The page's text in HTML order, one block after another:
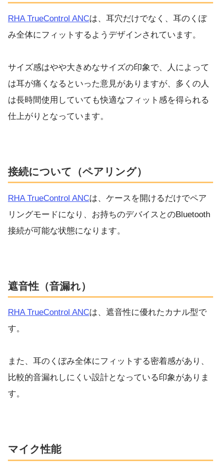
RHA TrueControl ANCは、耳穴だけでなく、耳のくぼ
み全体にフィットするようデザインされています。
サイズ感はやや大きめなサイズの印象で、人によって
は耳が痛くなるといった意見がありますが、多くの人
は長時間使用していても快適なフィット感を得られる
仕上がりとなっています。
接続について（ペアリング）
RHA TrueControl ANCは、ケースを開けるだけでペア
リングモードになり、お持ちのデバイスとのBluetooth
接続が可能な状態になります。
遮音性（音漏れ）
RHA TrueControl ANCは、遮音性に優れたカナル型で
す。
また、耳のくぼみ全体にフィットする密着感があり、
比較的音漏れしにくい設計となっている印象がありま
す。
マイク性能